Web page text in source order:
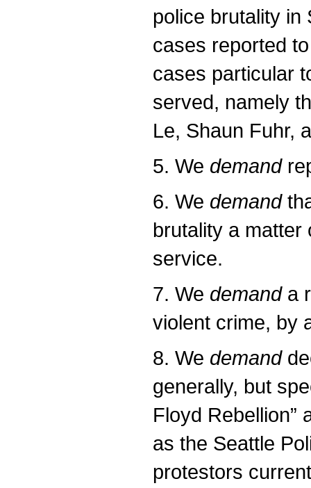
police brutality in
cases reported
cases particular
served, namely
Le, Shaun Fuhr,
5. We demand
6. We demand
brutality a matter
service.
7. We demanda
violent crime, by
8. We demand
generally, but
Floyd Rebellion”
as the Seattle
protestors